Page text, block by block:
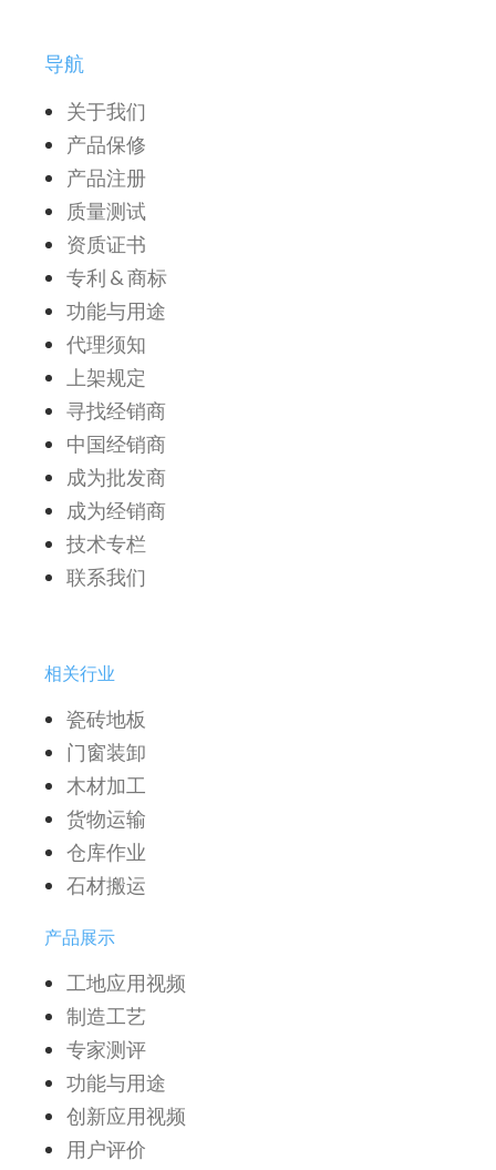
导航
关于我们
产品保修
产品注册
质量测试
资质证书
专利 & 商标
功能与用途
代理须知
上架规定
寻找经销商
中国经销商
成为批发商
成为经销商
技术专栏
联系我们
相关行业
瓷砖地板
门窗装卸
木材加工
货物运输
仓库作业
石材搬运
产品展示
工地应用视频
制造工艺
专家测评
功能与用途
创新应用视频
用户评价